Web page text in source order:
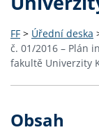
FF > Úřední deska
č. 01/2016 – Plán
fakultě Univerzity
Obsah